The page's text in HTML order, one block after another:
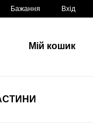
Бажання Вхід
Мій кошик